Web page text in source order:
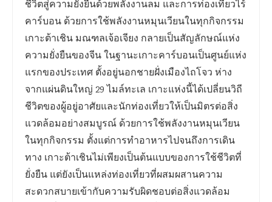
ชีวิตสู่ความยั่งยืนด้วยพลังงานลม และการท่องเที่ยวไร้
คาร์บอน ด้วยการใช้พลังงานหมุนเวียนในทุกกิจกรรม
เกาะต้าเชิน มณฑลเจ้อเจียง กลายเป็นสัญลักษณ์แห่ง
ความยั่งยืนของจีน ในฐานะเกาะคาร์บอนเป็นศูนย์แห่ง
แรกของประเทศ ตั้งอยู่นอกชายฝั่งเมืองไถโจว ห่าง
จากแผ่นดินใหญ่ 29 ไมล์ทะเล เกาะแห่งนี้ได้เปลี่ยนวิถี
ชีวิตของผู้อยู่อาศัยและนักท่องเที่ยวให้เป็นมิตรต่อสิ่ง
แวดล้อมอย่างสมบูรณ์ ด้วยการใช้พลังงานหมุนเวียน
ในทุกกิจกรรม ตั้งแต่การทำอาหารไปจนถึงการเดิน
ทาง เกาะต้าเชินไม่เพียงเป็นต้นแบบของการใช้ชีวิตที่
ยั่งยืน แต่ยังเป็นแหล่งท่องเที่ยวที่ผสมผสานความ
สะดวกสบายเข้ากับความรับผิดชอบต่อสิ่งแวดล้อม